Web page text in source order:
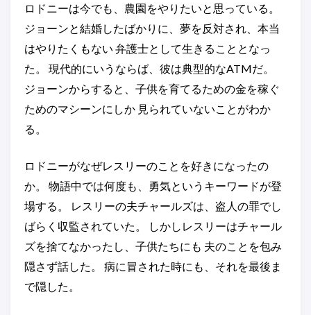
ロドニーは今でも、農園をやりたいと思っている。
ジョーンと結婚したばかりに、夢を反対され、本当
はやりたくもない 弁護士として生きることとなっ
た。 現代的にいうならば、彼は典型的なATMだ。
ジョーンからすると、子供を育てるための金を稼ぐ
ためのマシーンにしか 見られていないことがわか
る。
ロドニーがなぜレスリーのことを好きになったの
か。 物語中では何度も、勇気というキーワードが登
場する。 レスリーの夫チャールズは、盗人の罪でし
ばらく収監されていた。 しかしレスリーはチャール
ズを捨てなかったし、子供たちにも 夫のことを包み
隠さず話した。 病に冒された時にも、それを最後ま
で隠した。